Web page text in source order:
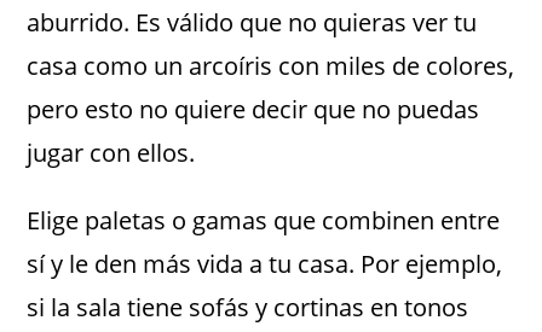
aburrido. Es válido que no quieras ver tu
casa como un arcoíris con miles de colores,
pero esto no quiere decir que no puedas
jugar con ellos.
Elige paletas o gamas que combinen entre
sí y le den más vida a tu casa. Por ejemplo,
si la sala tiene sofás y cortinas en tonos